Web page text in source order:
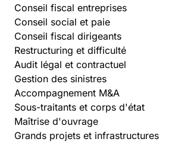
Conseil fiscal entreprises
Conseil social et paie
Conseil fiscal dirigeants
Restructuring et difficulté
Audit légal et contractuel
Gestion des sinistres
Accompagnement M&A
Sous-traitants et corps d'état
Maîtrise d'ouvrage
Grands projets et infrastructures